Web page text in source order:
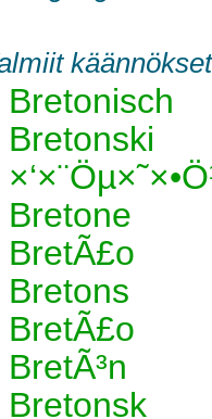
käännökset
Bretonisch
Bretonski
Bretone
BretÃ£o
Bretons
BretÃ£o
BretÃ³n
Bretonsk